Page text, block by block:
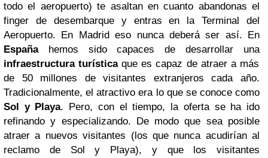
todo el aeropuerto) te asaltan en cuanto abandonas el
finger de desembarque y entras en la Terminal del
Aeropuerto. En Madrid eso nunca deberá ser así. En
Españahemos sido capaces de desarrollar una
infraestructura turísticaque es capaz de atraer a más
de 50 millones de visitantes extranjeros cada año.
Tradicionalmente, el atractivo era lo que se conoce como
Sol y Playa. Pero, con el tiempo, la oferta se ha ido
refinando y especializando. De modo que sea posible
atraer a nuevos visitantes (los que nunca acudirían al
reclamo de Sol y Playa), y que los visitantes